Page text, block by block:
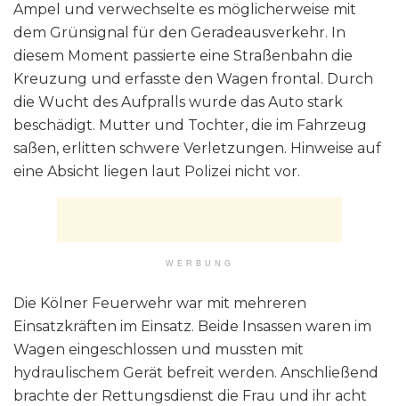
Ampel und verwechselte es möglicherweise mit
dem Grünsignal für den Geradeausverkehr. In
diesem Moment passierte eine Straßenbahn die
Kreuzung und erfasste den Wagen frontal. Durch
die Wucht des Aufpralls wurde das Auto stark
beschädigt. Mutter und Tochter, die im Fahrzeug
saßen, erlitten schwere Verletzungen. Hinweise auf
eine Absicht liegen laut Polizei nicht vor.
WERBUNG
Die Kölner Feuerwehr war mit mehreren
Einsatzkräften im Einsatz. Beide Insassen waren im
Wagen eingeschlossen und mussten mit
hydraulischem Gerät befreit werden. Anschließend
brachte der Rettungsdienst die Frau und ihr acht